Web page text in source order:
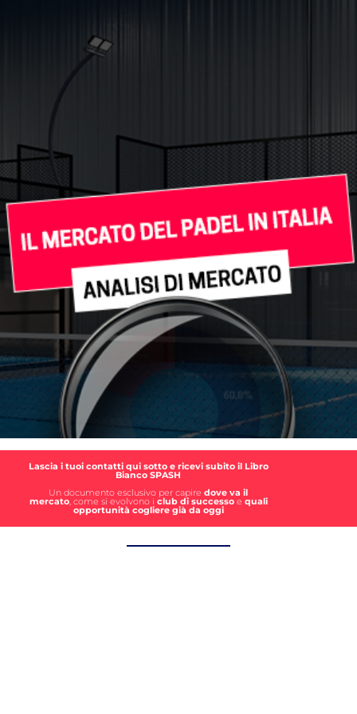
Lascia i tuoi contatti qui sotto e ricevi subito il Libro
Bianco SPASH
Un documento esclusivo per capire dove va il
mercato, come si evolvono i club di successoe quali
opportunità cogliere già da oggi